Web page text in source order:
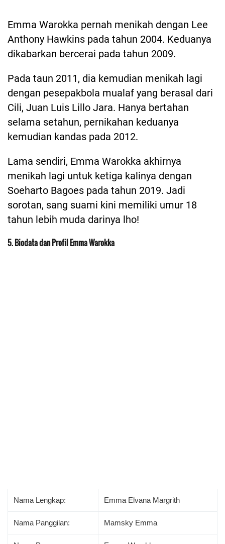
Emma Warokka pernah menikah dengan Lee
Anthony Hawkins pada tahun 2004. Keduanya
dikabarkan bercerai pada tahun 2009.
Pada taun 2011, dia kemudian menikah lagi
dengan pesepakbola mualaf yang berasal dari
Cili, Juan Luis Lillo Jara. Hanya bertahan
selama setahun, pernikahan keduanya
kemudian kandas pada 2012.
Lama sendiri, Emma Warokka akhirnya
menikah lagi untuk ketiga kalinya dengan
Soeharto Bagoes pada tahun 2019. Jadi
sorotan, sang suami kini memiliki umur 18
tahun lebih muda darinya lho!
5. Biodata dan Profil Emma Warokka
Nama Lengkap: Emma Elvana Margrith
Nama Panggilan: Mamsky Emma